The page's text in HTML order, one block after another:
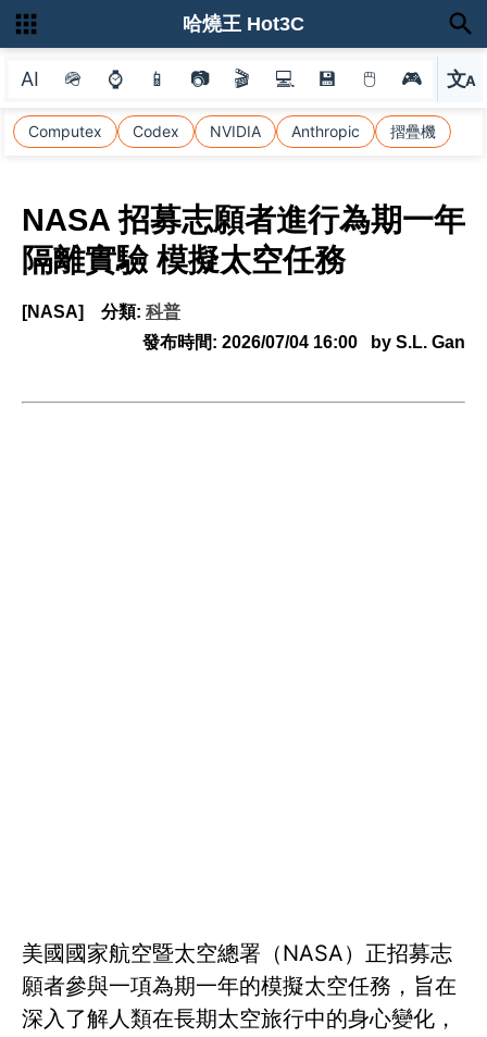
AI 🪖 ⌚ 📱 📷 🎬 💻 💾 🖱 🎮 文A
選
Computex Codex NVIDIA Anthropic 摺疊機
哈燒王 Hot3C
NASA 招募志願者進行為期一年
隔離實驗 模擬太空任務
[NASA] 分類: 科普
發布時間: 2026/07/04 16:00 by S.L. Gan
美國國家航空暨太空總署（NASA）正招募志
願者參與一項為期一年的模擬太空任務，旨在
深入了解人類在長期太空旅行中的身心變化，